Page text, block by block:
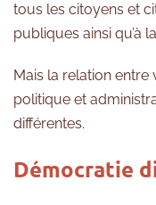
tous les citoyens et
publiques ainsi qu’à
Mais la relation
politique et
différentes.
Démocratie